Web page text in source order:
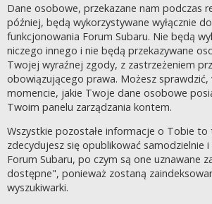
Dane osobowe, przekazane nam podczas
później, będą wykorzystywane wyłącznie
funkcjonowania Forum Subaru. Nie będą
niczego innego i nie będą przekazywane
Twojej wyraźnej zgody, z zastrzeżeniem
obowiązującego prawa. Możesz
momencie, jakie Twoje dane osobowe
Twoim panelu zarządzania kontem.
Wszystkie pozostałe informacje o Tobie to
zdecydujesz się opublikować samodzielnie
Forum Subaru, po czym są one uznawane
dostępne", ponieważ zostaną
wyszukiwarki.